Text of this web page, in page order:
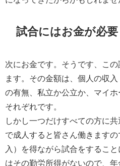
試合にはお金が必要
次にお金です。そうです、こ
ます。その金額は、個人の収
の有無、私立か公立か、マイ
それぞれです。
しかし一つだけすべての方に
で成人すると皆さん働きます
入）を得ながら試合をするこ
はその勤労所得がないので、